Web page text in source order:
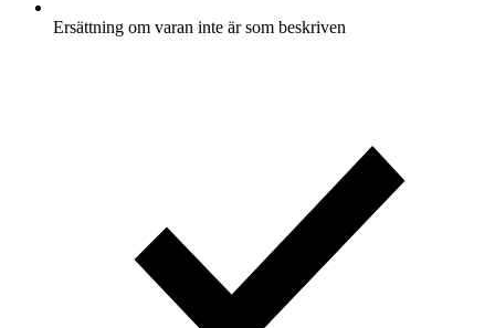
Ersättning om varan inte är som beskriven